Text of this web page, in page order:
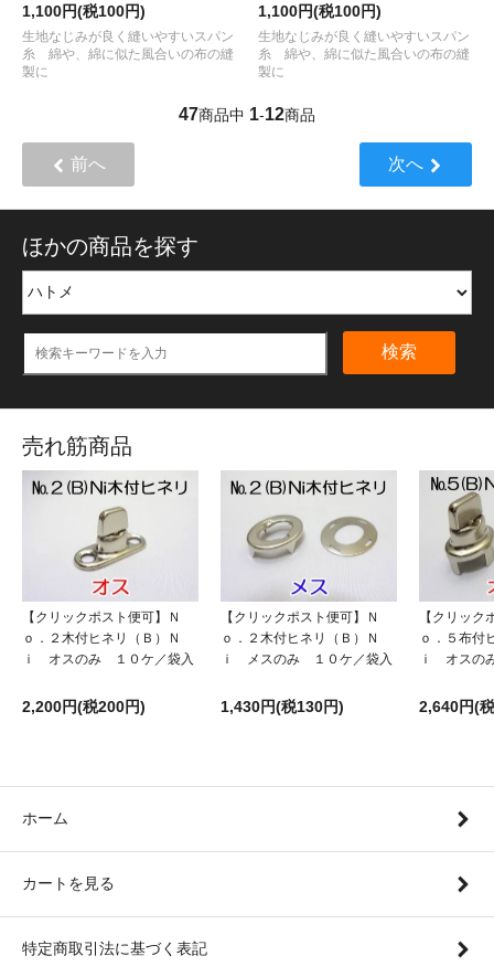
1,100円(税100円)
生地なじみが良く縫いやすいスパン
糸 綿や、綿に似た風合いの布の縫
製に
1,100円(税100円)
生地なじみが良く縫いやすいスパン
糸 綿や、綿に似た風合いの布の縫
製に
47商品中 1-12商品
前へ 次へ
ほかの商品を探す
検索
売れ筋商品
【クリックポスト便可】Ｎ
ｏ．２木付ヒネリ（Ｂ）Ｎ
ｉ オスのみ １０ケ／袋入
2,200円(税200円)
【クリックポスト便可】Ｎ
ｏ．２木付ヒネリ（Ｂ）Ｎ
ｉ メスのみ １０ケ／袋入
1,430円(税130円)
【クリック
ｏ．５布付
ｉ オスの
2,640円(
ホーム
カートを見る
特定商取引法に基づく表記